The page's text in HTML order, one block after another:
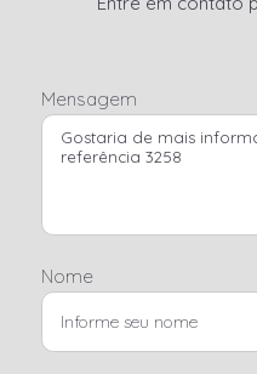
Mensagem
Nome